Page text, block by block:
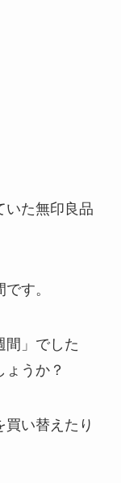
いた無印良品
す。
間」でした
うか？
い替えたり